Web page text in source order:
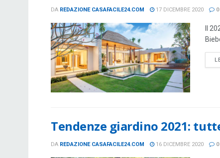
DA REDAZIONE CASAFACILE24.COM 17 DICEMBRE 2020 0
Il
Tendenze giardino 2021:
DA REDAZIONE CASAFACILE24.COM 16 DICEMBRE 2020 0